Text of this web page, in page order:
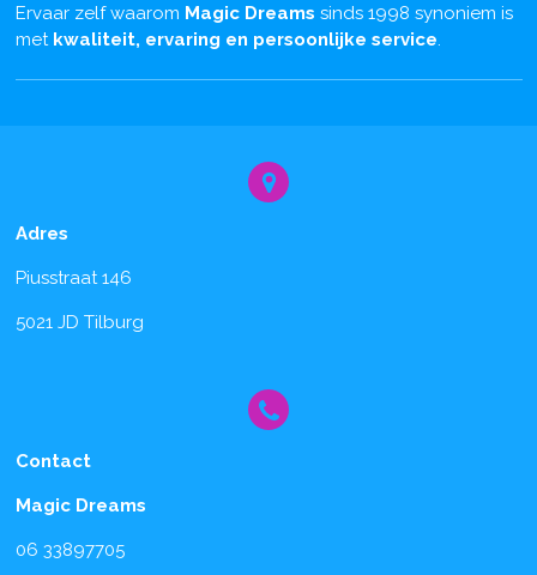
Ervaar zelf waarom Magic Dreams sinds 1998 synoniem is
met kwaliteit, ervaring en persoonlijke service.
Adres
Piusstraat 146
5021 JD Tilburg
Contact
Magic Dreams
06 33897705